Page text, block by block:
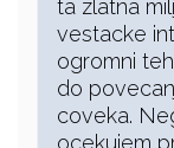
ta zlatna
vestacke
ogromni
do
coveka.